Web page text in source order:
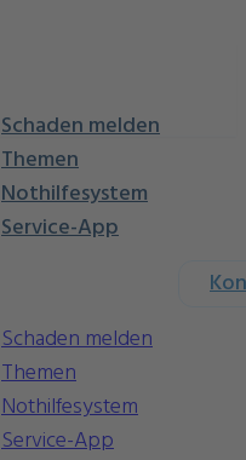
Schaden melden
Themen
Nothilfesystem
Service-App
Schaden melden
Themen
Nothilfesystem
Service-App